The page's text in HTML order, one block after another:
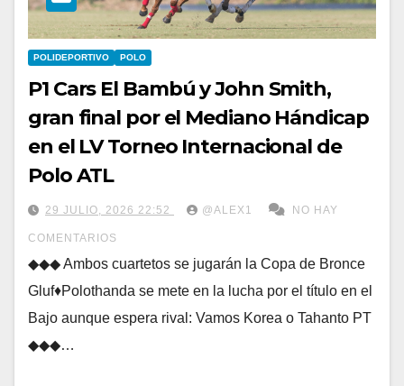
POLIDEPORTIVO POLO
P1 Cars El Bambú y John Smith,
gran final por el Mediano Hándicap
en el LV Torneo Internacional de
Polo ATL
29 JULIO, 2026 22:52 @ALEX1 NO HAY
COMENTARIOS
◆◆◆ Ambos cuartetos se jugarán la Copa de Bronce
Gluf♦Polothanda se mete en la lucha por el título en el
Bajo aunque espera rival: Vamos Korea o Tahanto PT
◆◆◆…